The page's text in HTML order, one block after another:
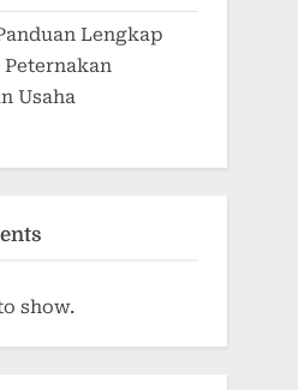
Lengkap
Usaha
show.